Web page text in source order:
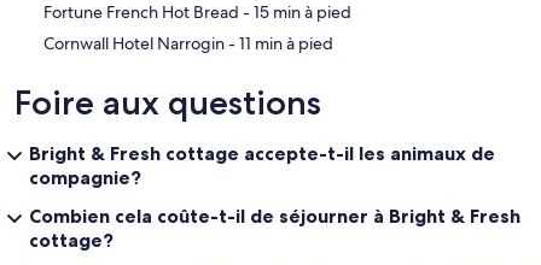
‪Fortune French Hot Bread - ‬15 min à pied
‪Cornwall Hotel Narrogin - ‬11 min à pied
Foire aux questions
Bright & Fresh cottage accepte-t-il les animaux de
compagnie?
Combien cela coûte-t-il de séjourner à Bright & Fresh
cottage?